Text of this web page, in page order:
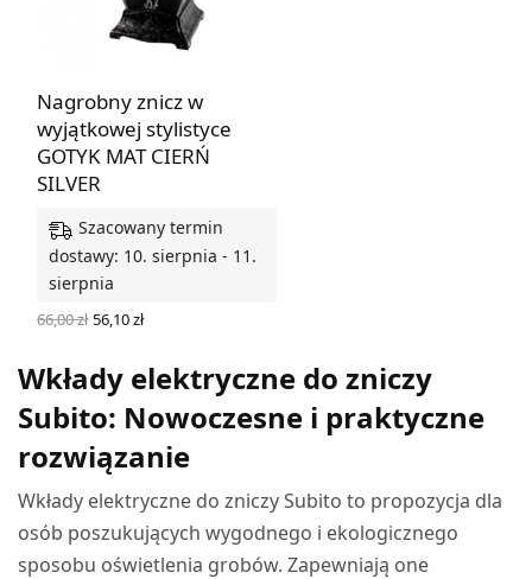
Nagrobny znicz w
wyjątkowej stylistyce
GOTYK MAT CIERŃ
SILVER
Szacowany termin
dostawy: 10. sierpnia - 11.
sierpnia
66,00zł Pierwotna
cena
66,00 zł.
56,10złAktualna
56,10 zł.
Wkłady elektryczne do zniczy
Subito: Nowoczesne i praktyczne
rozwiązanie
Wkłady elektryczne do zniczy Subito to propozycja dla
osób poszukujących wygodnego i ekologicznego
sposobu oświetlenia grobów. Zapewniają one